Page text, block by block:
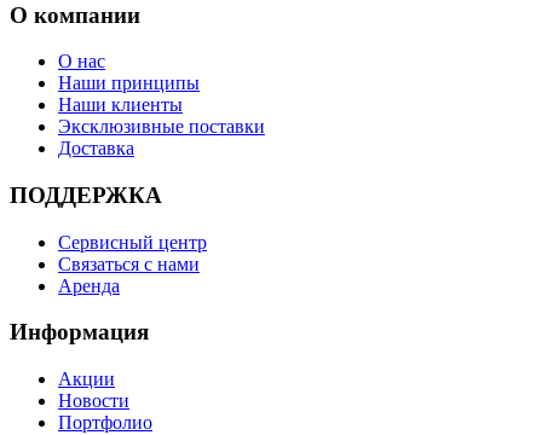
О компании
О нас
Наши принципы
Наши клиенты
Эксклюзивные поставки
Доставка
ПОДДЕРЖКА
Сервисный центр
Связаться с нами
Аренда
Информация
Акции
Новости
Портфолио